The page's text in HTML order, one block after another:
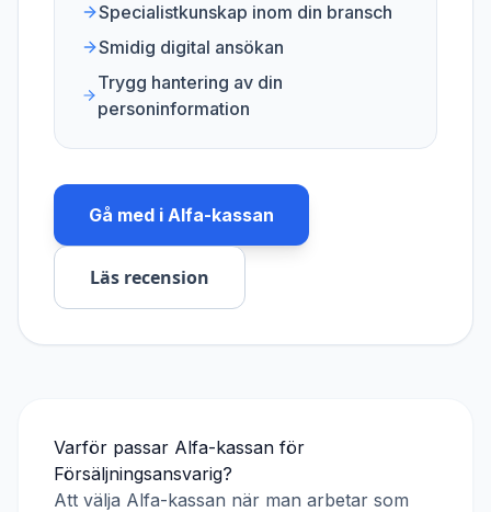
Specialistkunskap inom din bransch
Smidig digital ansökan
Trygg hantering av din
personinformation
Gå med i Alfa-kassan
Läs recension
Varför passar Alfa-kassan för
Försäljningsansvarig?
Att välja Alfa-kassan när man arbetar som